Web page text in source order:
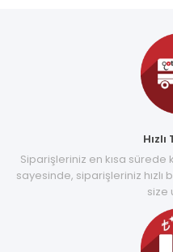
Siparişleriniz en kısa sürede
sayesinde, siparişleriniz hızlı
size